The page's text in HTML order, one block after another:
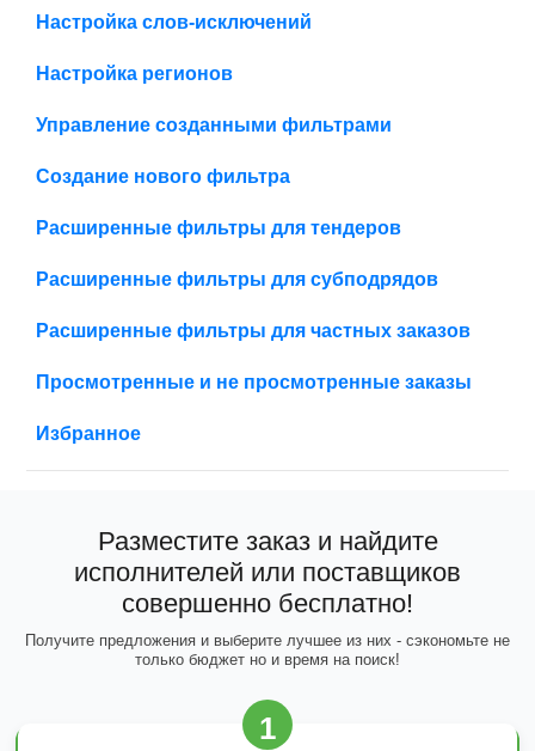
Настройка слов-исключений
Настройка регионов
Управление созданными фильтрами
Создание нового фильтра
Расширенные фильтры для тендеров
Расширенные фильтры для субподрядов
Расширенные фильтры для частных заказов
Просмотренные и не просмотренные заказы
Избранное
Разместите заказ и найдите
исполнителей или поставщиков
совершенно бесплатно!
Получите предложения и выберите лучшее из них - сэкономьте не
только бюджет но и время на поиск!
1